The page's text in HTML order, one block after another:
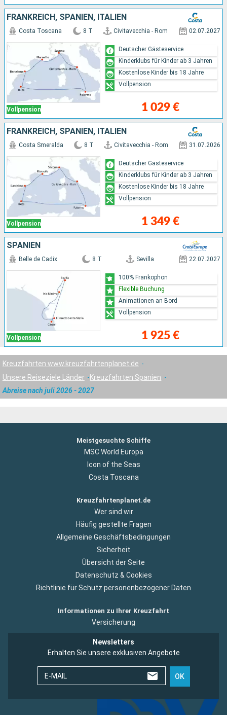
FRANKREICH, SPANIEN, ITALIEN
Vollpension
Costa Toscana 8 T Civitavecchia - Rom 02.07.2027
1 029 €
Deutscher Gästeservice
Kinderklubs für Kinder ab 3 Jahren
Kostenlose Kinder bis 18 Jahre
Vollpension
FRANKREICH, SPANIEN, ITALIEN
Vollpension
Costa Smeralda 8 T Civitavecchia - Rom 31.07.2026
1 349 €
Deutscher Gästeservice
Kinderklubs für Kinder ab 3 Jahren
Kostenlose Kinder bis 18 Jahre
Vollpension
SPANIEN
Vollpension
Belle de Cadix 8 T Sevilla 22.07.2027
1 925 €
100% Frankophon
Flexible Buchung
Animationen an Bord
Vollpension
Kreuzfahrten www.kreuzfahrtenplanet.de
Unsere Reiseziele Länder
Kreuzfahrten Spanien
Abreise nach juli 2026 - 2027
Meistgesuchte Schiffe
MSC World Europa
Icon of the Seas
Costa Toscana
Kreuzfahrtenplanet.de
Wer sind wir
Häufig gestellte Fragen
Allgemeine Geschäftsbedingungen
Sicherheit
Übersicht der Seite
Datenschutz & Cookies
Richtlinie für Schutz personenbezogener Daten
Informationen zu Ihrer Kreuzfahrt
Versicherung
Newsletters
Erhalten Sie unsere exklusiven Angebote
E-MAIL OK